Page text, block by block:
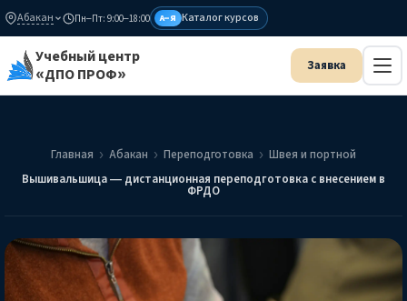
Абакан Пн–Пт: 9:00–18:00 А–Я Каталог курсов
Учебный центр
«ДПО ПРОФ»
Главная Абакан Переподготовка
Швея и портной
Вышивальшица — дистанционная переподготовка с внесением в
ФРДО